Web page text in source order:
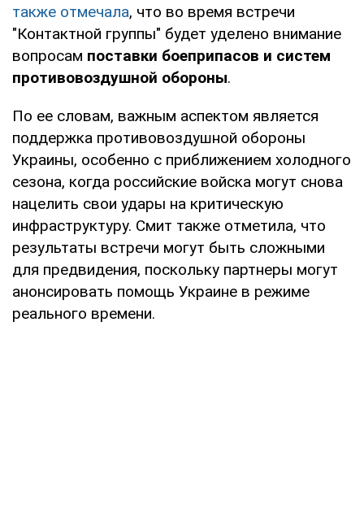
также отмечала, что во время встречи
"Контактной группы" будет уделено внимание
вопросам поставки боеприпасов и систем
противовоздушной обороны.
По ее словам, важным аспектом является
поддержка противовоздушной обороны
Украины, особенно с приближением холодного
сезона, когда российские войска могут снова
нацелить свои удары на критическую
инфраструктуру. Смит также отметила, что
результаты встречи могут быть сложными
для предвидения, поскольку партнеры могут
анонсировать помощь Украине в режиме
реального времени.